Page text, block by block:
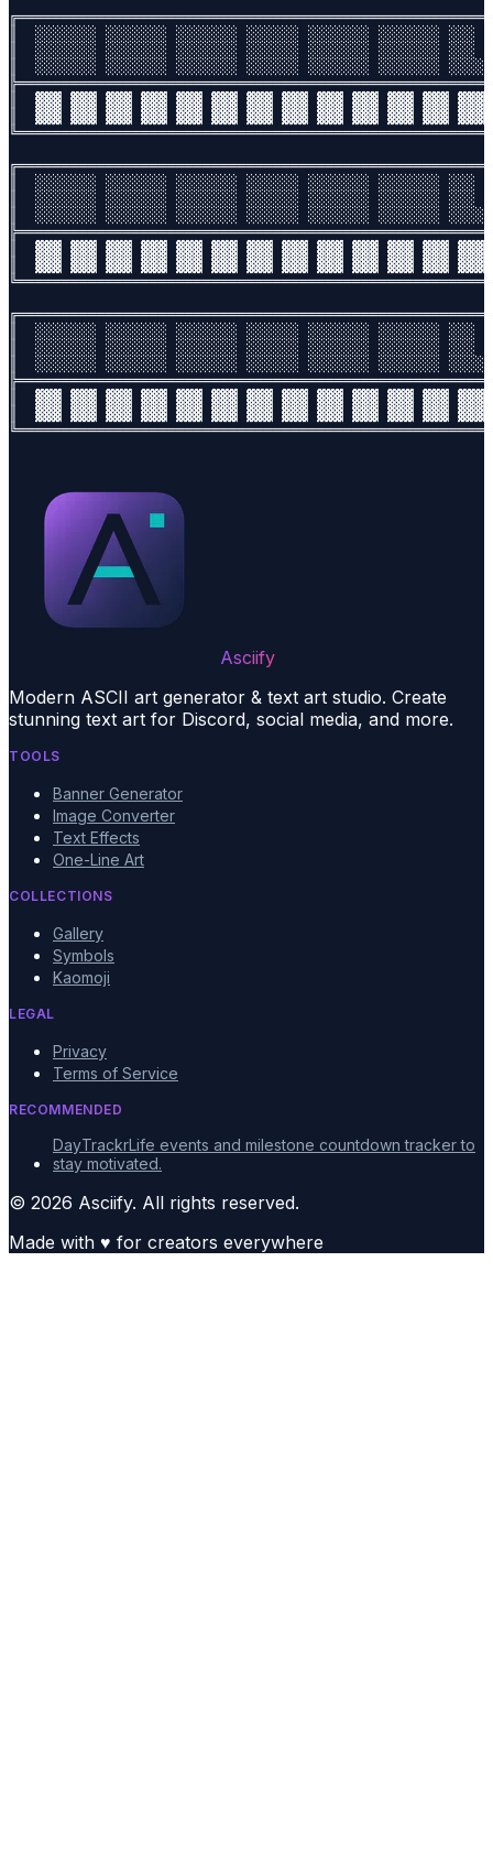
║  ░░░░░░░ ░░░░░░░ ░░░░░░░ ░░░░░░ ░░░░░░░ ░░░░░░░
║  ░░░░░░░ ░░░░░░░ ░░░░░░░ ░░░░░░ ░░░░░░░ ░░░░░░░
║  ░░░░░░░ ░░░░░░░ ░░░░░░░ ░░░░░░ ░░░░░░░ ░░░░░░░
║  ▓▓▓ ▓▓▓ ▓▓▓ ▓▓▓ ▓▓▓ ▓▓▓ ▓▓▓ ▓▓▓ ▓▓▓ ▓▓▓ ▓▓▓ ▓▓▓
║  ▓▓▓ ▓▓▓ ▓▓▓ ▓▓▓ ▓▓▓ ▓▓▓ ▓▓▓ ▓▓▓ ▓▓▓ ▓▓▓ ▓▓▓ ▓▓▓
║  ░░░░░░░ ░░░░░░░ ░░░░░░░ ░░░░░░ ░░░░░░░ ░░░░░░░
║  ░░░░░░░ ░░░░░░░ ░░░░░░░ ░░░░░░ ░░░░░░░ ░░░░░░░
║  ░░░░░░░ ░░░░░░░ ░░░░░░░ ░░░░░░ ░░░░░░░ ░░░░░░░
║  ▓▓▓ ▓▓▓ ▓▓▓ ▓▓▓ ▓▓▓ ▓▓▓ ▓▓▓ ▓▓▓ ▓▓▓ ▓▓▓ ▓▓▓ ▓▓▓
║  ▓▓▓ ▓▓▓ ▓▓▓ ▓▓▓ ▓▓▓ ▓▓▓ ▓▓▓ ▓▓▓ ▓▓▓ ▓▓▓ ▓▓▓ ▓▓▓
║  ░░░░░░░ ░░░░░░░ ░░░░░░░ ░░░░░░ ░░░░░░░ ░░░░░░░
║  ░░░░░░░ ░░░░░░░ ░░░░░░░ ░░░░░░ ░░░░░░░ ░░░░░░░
║  ░░░░░░░ ░░░░░░░ ░░░░░░░ ░░░░░░ ░░░░░░░ ░░░░░░░
║  ▓▓▓ ▓▓▓ ▓▓▓ ▓▓▓ ▓▓▓ ▓▓▓ ▓▓▓ ▓▓▓ ▓▓▓ ▓▓▓ ▓▓▓ ▓▓▓
║  ▓▓▓ ▓▓▓ ▓▓▓ ▓▓▓ ▓▓▓ ▓▓▓ ▓▓▓ ▓▓▓ ▓▓▓ ▓▓▓ ▓▓▓ ▓▓▓
Asciify
Modern ASCII art generator & text art studio. Create
stunning text art for Discord, social media, and more.
TOOLS
Banner Generator
Image Converter
Text Effects
One-Line Art
COLLECTIONS
Gallery
Symbols
Kaomoji
LEGAL
Privacy
Terms of Service
RECOMMENDED
DayTrackrLife events and milestone countdown tracker to
stay motivated.
© 2026 Asciify. All rights reserved.
Made with ♥ for creators everywhere